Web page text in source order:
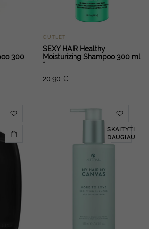
300
OUTLET
SEXY HAIR Healthy
Moisturizing Shampoo 300 ml
*
20.90 €
SKAITYTI
DAUGIAU